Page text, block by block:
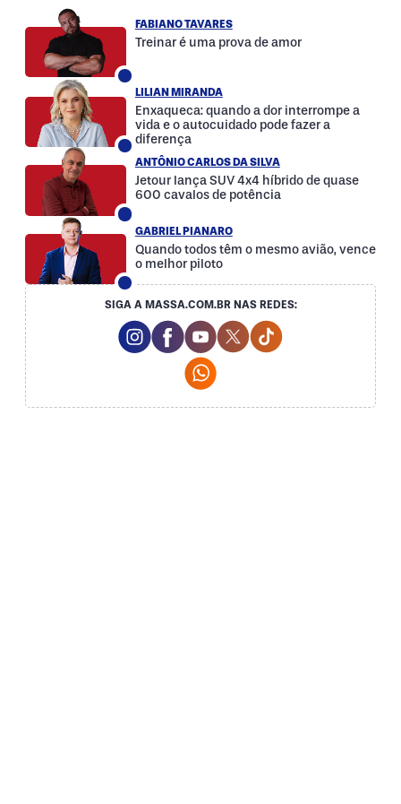
FABIANO TAVARES
Treinar é uma prova de amor
LILIAN MIRANDA
Enxaqueca: quando a dor interrompe a
vida e o autocuidado pode fazer a
diferença
ANTÔNIO CARLOS DA SILVA
Jetour lança SUV 4x4 híbrido de quase
600 cavalos de potência
GABRIEL PIANARO
Quando todos têm o mesmo avião, vence
o melhor piloto
SIGA A MASSA.COM.BR NAS REDES:
Instagram Social Media
Facebook Social Media
Youtube Social Media
Twitter Social Media
Tiktok Social